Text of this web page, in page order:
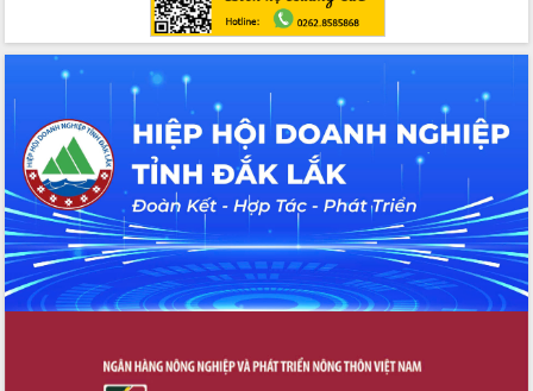
UBND tỉnh Đắk Lắk tổng kết công tác
quốc phòng, quân sự địa phương năm
Tập trung triển khai quyết liệt, đồng bộ
các giải pháp nhằm thực hiện hiệu quả
các nhiệm vụ đề ra năm 2025
Phát huy vai trò của người có uy tín
trong phòng chống tảo hôn và hôn
nhân cận huyết thống
Nông sản Tây Nguyên thu hút doanh
nghiệp nước ngoài
gian phát triển mới